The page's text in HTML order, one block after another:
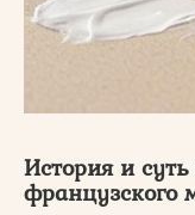
История и суть
французского